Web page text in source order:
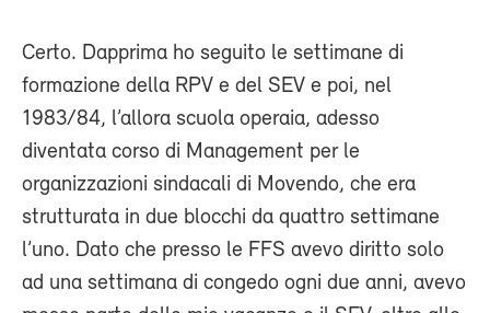
Certo. Dapprima ho seguito le settimane di
formazione della RPV e del SEV e poi, nel
1983/84, l’allora scuola operaia, adesso
diventata corso di Management per le
organizzazioni sindacali di Movendo, che era
strutturata in due blocchi da quattro settimane
l’uno. Dato che presso le FFS avevo diritto solo
ad una settimana di congedo ogni due anni, avevo